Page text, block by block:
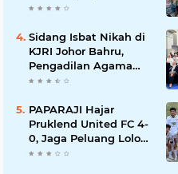
Bekasi
Sidang Isbat Nikah di
KJRI Johor Bahru,
Pengadilan Agama
Jakarta Pusat
Permohonan
PAPARAJI Hajar
Pruklend United FC 4-
0, Jaga Peluang Lolos
ke Babak Berikutnya